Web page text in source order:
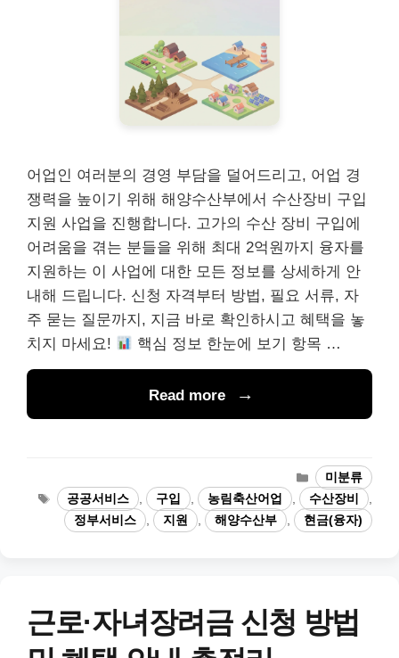
어업인 여러분의 경영 부담을 덜어드리고, 어업 경
쟁력을 높이기 위해 해양수산부에서 수산장비 구입
지원 사업을 진행합니다. 고가의 수산 장비 구입에
어려움을 겪는 분들을 위해 최대 2억원까지 융자를
지원하는 이 사업에 대한 모든 정보를 상세하게 안
내해 드립니다. 신청 자격부터 방법, 필요 서류, 자
주 묻는 질문까지, 지금 바로 확인하시고 혜택을 놓
치지 마세요!
핵심 정보 한눈에 보기 항목 …
Read more
카
테
고
리
미분류
태
그
공공서비스 , 구입 , 농림축산어업 , 수산장비
,
정부서비스
, 지원 , 해양수산부 , 현금(융자)
근로·자녀장려금 신청 방법